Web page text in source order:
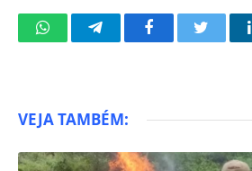
WhatsAppTelegramFacebookTwitter
VEJA TAMBÉM: